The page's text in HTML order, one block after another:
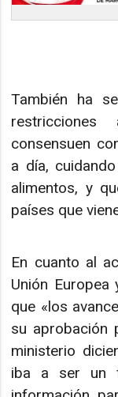
También ha
consensuen
a día,
alimentos, y
países que
En cuanto al
Unión Europea
que «los
su aprobación
ministerio
iba a ser un